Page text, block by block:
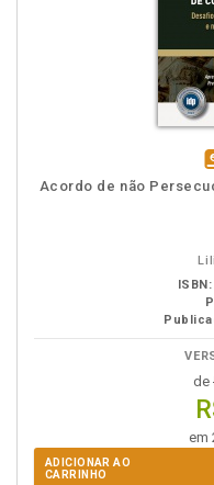
Acordo de não
ISBN:
de
em
ADICIONAR AO
CARRINHO